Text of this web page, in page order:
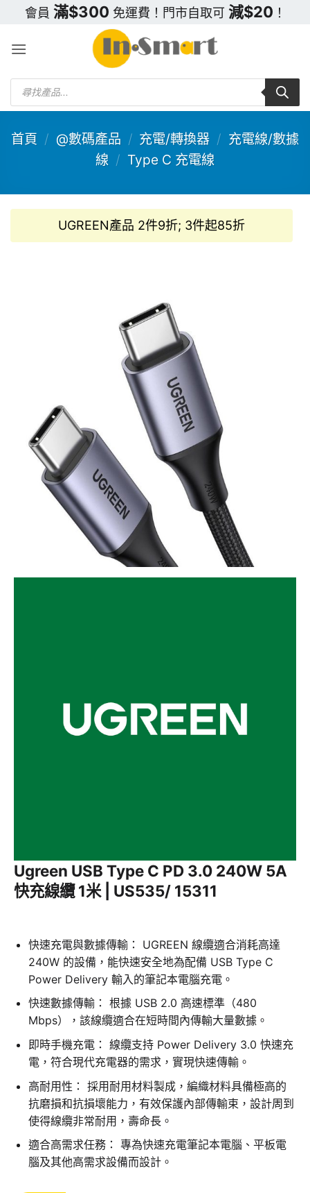
content
會員 滿$300 免運費！門市自取可 減$20 ！
Products
search
首頁 / @數碼產品 / 充電/轉換器 / 充電線/數據
線 / Type C 充電線
UGREEN產品 2件9折; 3件起85折
Ugreen USB Type C PD 3.0 240W 5A
快充線纜 1米 | US535/ 15311
快速充電與數據傳輸： UGREEN 線纜適合消耗高達
240W 的設備，能快速安全地為配備 USB Type C
Power Delivery 輸入的筆記本電腦充電。
快速數據傳輸： 根據 USB 2.0 高速標準（480
Mbps），該線纜適合在短時間內傳輸大量數據。
即時手機充電： 線纜支持 Power Delivery 3.0 快速充
電，符合現代充電器的需求，實現快速傳輸。
高耐用性： 採用耐用材料製成，編織材料具備極高的
抗磨損和抗損壞能力，有效保護內部傳輸束，設計周到
使得線纜非常耐用，壽命長。
適合高需求任務： 專為快速充電筆記本電腦、平板電
腦及其他高需求設備而設計。